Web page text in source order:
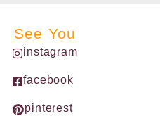
See You
instagram
facebook
pinterest